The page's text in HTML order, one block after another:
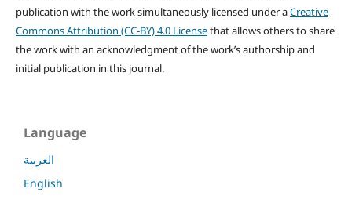
publication with the work simultaneously licensed under aCreative
Commons Attribution (CC-BY) 4.0 Licensethat allows others to share
the work with an acknowledgment of the work’s authorship and
initial publication in this journal.
Language
العربية
English